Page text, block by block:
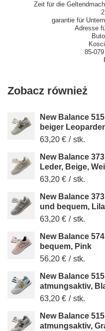
Zeit für die
garantie für
Adresse
85-
Zobacz również
New Balance
beiger
63,20 € / stk.
New Balance
Leder, Beige,
63,20 € / stk.
New Balance
und bequem, Lila
63,20 € / stk.
New Balance
bequem, Pink
56,20 € / stk.
New Balance
atmungsaktiv,
63,20 € / stk.
New Balance
atmungsaktiv,